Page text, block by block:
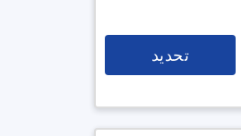
تحديد